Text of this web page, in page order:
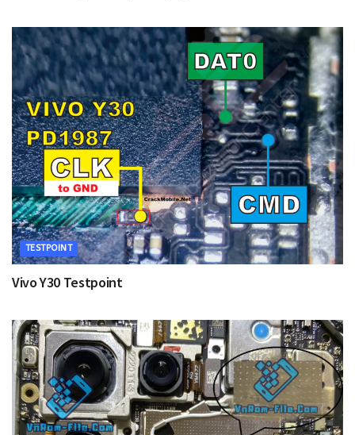
TESTPOINT
Vivo Y30 Testpoint